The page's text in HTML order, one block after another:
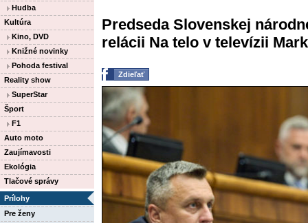
Hudba
Kultúra
Kino, DVD
Knižné novinky
Pohoda festival
Reality show
SuperStar
Šport
F1
Auto moto
Zaujímavosti
Ekológia
Tlačové správy
Prílohy
Pre ženy
Predseda Slovenskej
relácii Na telo v televízii
Zdieľať